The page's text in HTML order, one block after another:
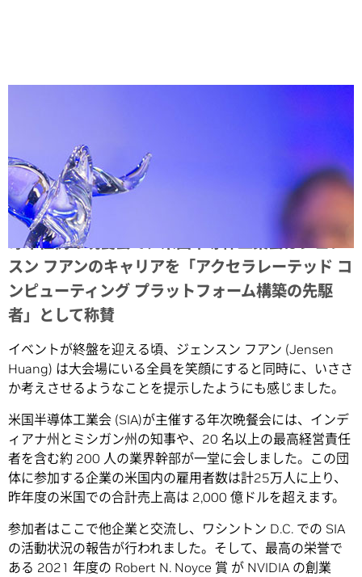
毎年恒例の晩餐会で、米国半導体工業会はジェン
スン フアンのキャリアを「アクセラレーテッド コ
ンピューティング プラットフォーム構築の先駆
者」として称賛
イベントが終盤を迎える頃、ジェンスン フアン (Jensen
Huang) は大会場にいる全員を笑顔にすると同時に、いささ
か考えさせるようなことを提示したようにも感じました。
米国半導体工業会 (SIA)が主催する年次晩餐会には、インデ
ィアナ州とミシガン州の知事や、20 名以上の最高経営責任
者を含む約 200 人の業界幹部が一堂に会しました。この団
体に参加する企業の米国内の雇用者数は計25万人に上り、
昨年度の米国での合計売上高は 2,000 億ドルを超えます。
参加者はここで他企業と交流し、ワシントン D.C. での SIA
の活動状況の報告が行われました。そして、最高の栄誉で
ある 2021 年度の Robert N. Noyce 賞 が NVIDIA の創業